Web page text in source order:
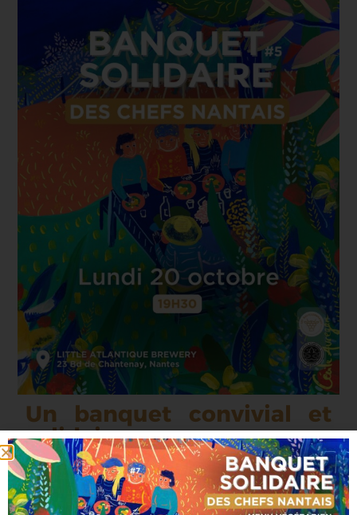
Un banquet convivial et
solidaire
Pas de chichi ni plan de table, ici, dans une
ancienne huilerie au cadre magnifique
surplombant la loire, les plats se partagent et les